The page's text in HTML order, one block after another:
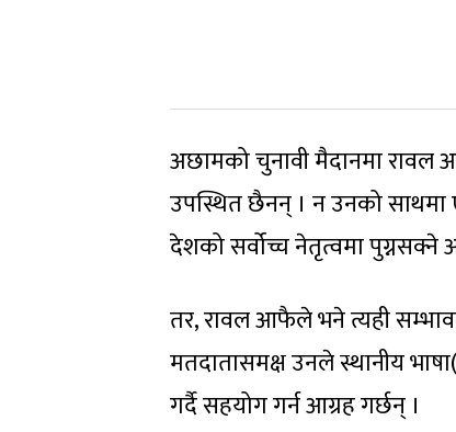
अछामको चुनावी मैदानमा रावल
उपस्थित छैनन् । न उनको
देशको सर्वोच्च नेतृत्वमा पुग्नसक्ने
तर, रावल आफैले भने त्यही
मतदातासमक्ष उनले स्थानीय
गर्दै सहयोग गर्न आग्रह गर्छन् ।